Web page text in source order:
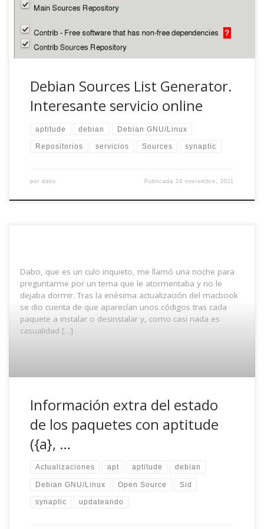
Generator«, ahí […]
Debian Sources List Generator.
Interesante servicio online
aptitude debian Debian GNU/Linux
Repositorios servicios Sources synaptic
por dabo Publicada 24 noviembre, 2011
Dabo, que es un culo inquieto, me llamó una noche para
preguntarme por un tema que le atormentaba y no le
dejaba dormir. Tras la enésima actualización del macbook
se dio cuenta de que aparecían unos códigos tras cada
paquete a instalar o desinstalar y, como casi nada es
casualidad […]
Información extra del estado
de los paquetes con aptitude
({a}, …
Actualizaciones apt aptitude debian
Debian GNU/Linux Open Source Sid
synaptic updateando